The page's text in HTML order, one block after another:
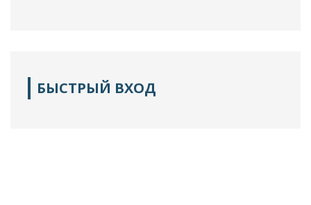
БЫСТРЫЙ ВХОД